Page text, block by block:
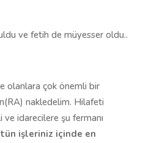
ve fetih de müyesser oldu..
olanlara çok önemli bir
nakledelim. Hilafeti
idarecilere şu fermanı
işleriniz içinde en